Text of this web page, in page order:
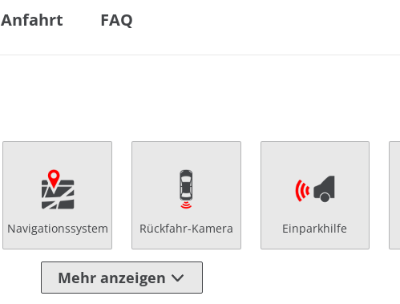
Anfahrt FAQ
Navigationssystem Rückfahr-Kamera Einparkhilfe
Mehr anzeigen